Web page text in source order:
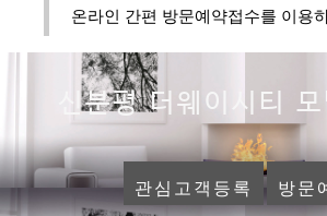
온라인 간편 방문예약접수를 이용
신분평 더웨이시티 모
관심고객등록 방문